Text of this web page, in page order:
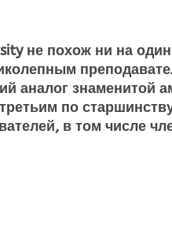
не похож ни на
аналог знаменитой
по
в том числе